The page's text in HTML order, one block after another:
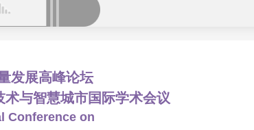
发展高峰论坛
与智慧城市国际学术会议
Conference on